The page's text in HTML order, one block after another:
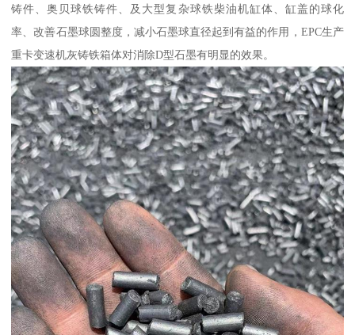
铸件、奥贝球铁铸件、及大型复杂球铁柴油机缸体、缸盖的球化
率、改善石墨球圆整度，减小石墨球直径起到有益的作用，EPC生产
重卡变速机灰铸铁箱体对消除D型石墨有明显的效果。